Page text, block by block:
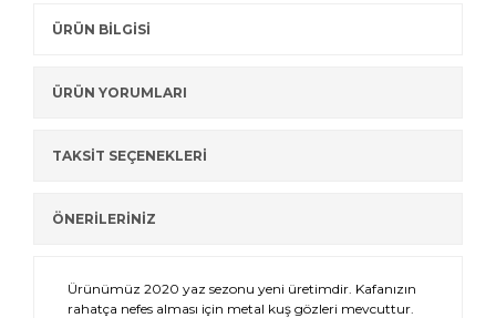
ÜRÜN BİLGİSİ
ÜRÜN YORUMLARI
TAKSİT SEÇENEKLERİ
ÖNERİLERİNİZ
Ürünümüz 2020 yaz sezonu yeni üretimdir. Kafanızın
rahatça nefes alması için metal kuş gözleri mevcuttur.